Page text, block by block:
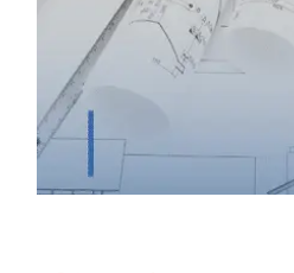
ESAIL : témoignage
ancienne